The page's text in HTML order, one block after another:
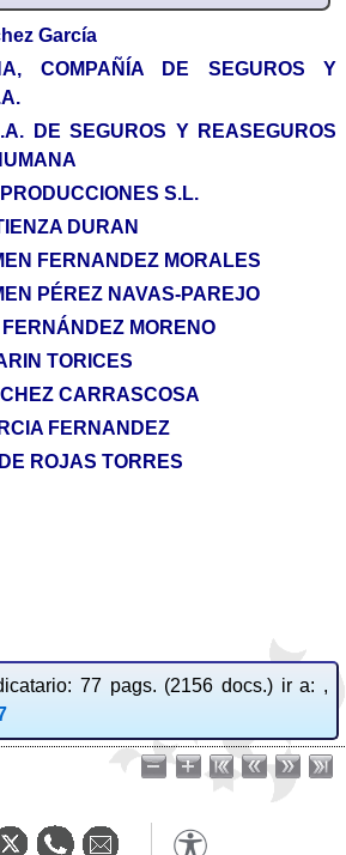
García
COMPAÑÍA DE SEGUROS Y
DE SEGUROS Y REASEGUROS
S.L.
DURAN
FERNANDEZ MORALES
PÉREZ NAVAS-PAREJO
MORENO
TORICES
CARRASCOSA
FERNANDEZ
ROJAS TORRES
77 pags. (2156 docs.) ir a: ,